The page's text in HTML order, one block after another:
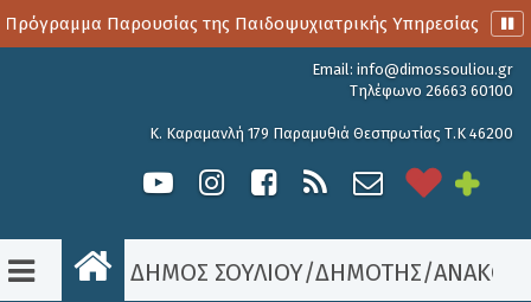
Παρουσίας της Παιδοψυχιατρικής Υπηρεσίας
Email: info@dimossouliou.gr
Τηλέφωνο 26663 60100
Κ. Καραμανλή 179 Παραμυθιά Θεσπρωτίας Τ.Κ 46200
ΔΗΜΟΣ ΣΟΥΛΙΟΥ/ΔΗΜΟΤΗΣ/